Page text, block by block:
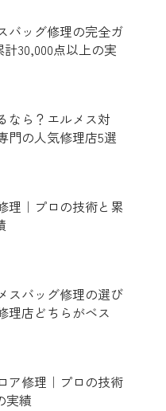
バッグ修理の完全ガ
30,000点以上の実
なら？エルメス対
門の人気修理店5選
理｜プロの技術と累
スバッグ修理の選び
理店どちらがベス
ア修理｜プロの技術
実績